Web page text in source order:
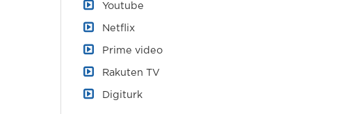
Youtube
Netflix
Prime video
Rakuten TV
Digiturk